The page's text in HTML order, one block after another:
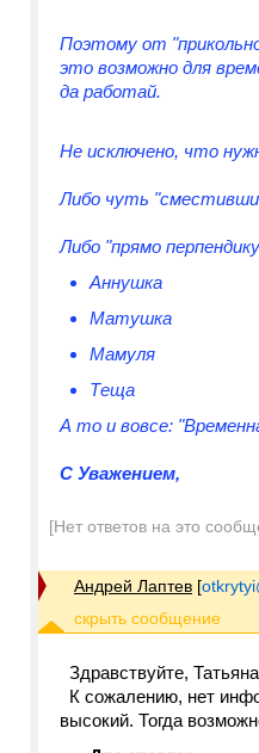
Поэтому от "
это возможно для
да работай.
Не исключено, что
Либо чуть
Либо "прямо
Аннушка
Матушка
Мамуля
Теща
А то и вовсе:
С Уважением,
[Нет ответов на это
Андрей Лаптев [
Здравствуйте,
К сожалению, нет
высокий. Тогда